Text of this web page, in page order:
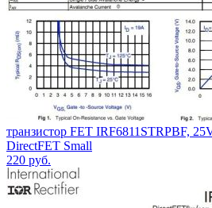
транзистор FET IRF6811STRPBF,
DirectFET Small
220 руб.